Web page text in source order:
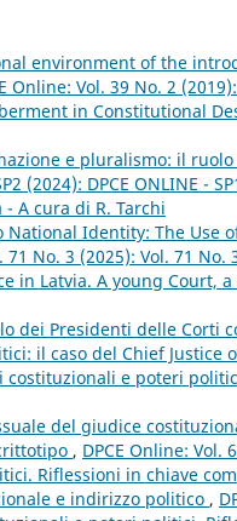
environment of the
Online: Vol. 39 No. 2
in Constitutional
e pluralismo: il
(2024): DPCE ONLINE -
A cura di R. Tarchi
National Identity: The Use
71 No. 3 (2025): Vol. 71 No.
in Latvia. A young Court,
dei Presidenti delle Corti
il caso del Chief Justice
costituzionali e poteri
del giudice
, DPCE Online: Vol.
Riflessioni in chiave
e indirizzo politico ,